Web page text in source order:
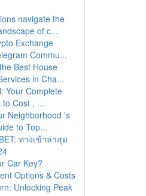
navigate the
of c...
Exchange
Commu...
Best House
in Cha...
Your Complete
to Cost , ...
Neighborhood 's
to Top...
ทางเข้าล่าสุด
Car Key?
Options & Costs
Unlocking Peak